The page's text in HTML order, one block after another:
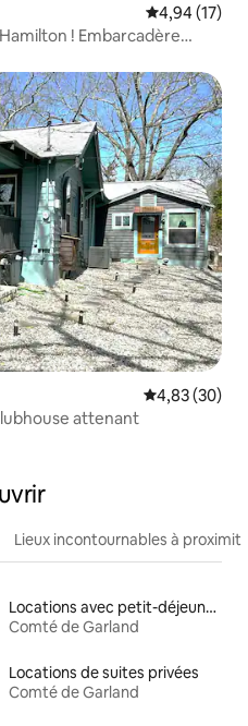
Évaluation
4,94 (17)
! Embarcadère
Évaluation
4,83 (30)
attenant
Lieux incontournables à
Locations avec petit-déjeuner
Comté de Garland
Locations de suites privées
Comté de Garland